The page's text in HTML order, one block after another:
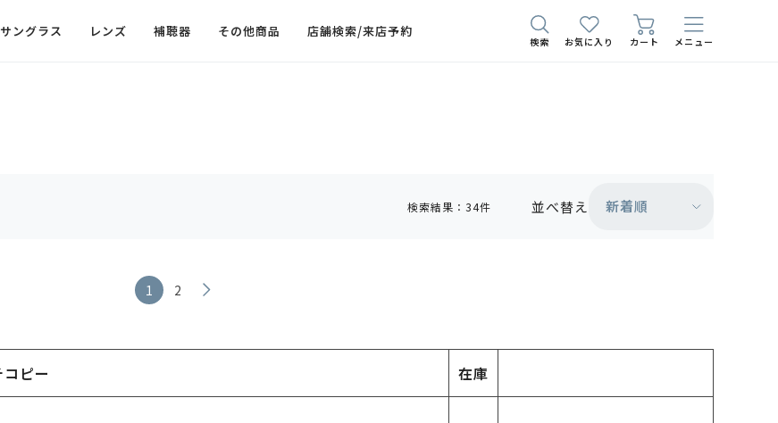
サングラス レンズ 補聴器 その他商品 店舗検索/来店予約
検索 お気に入り カート メニュー
検索結果：34件 並べ替え 新着順
1 2
ピー 在庫